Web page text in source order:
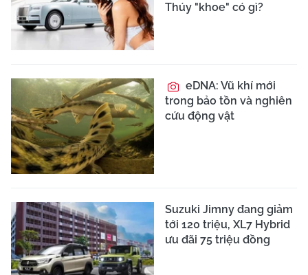
Thúy "khoe" có gì?
eDNA: Vũ khí mới
trong bảo tồn và nghiên
cứu động vật
Suzuki Jimny đang giảm
tới 120 triệu, XL7 Hybrid
ưu đãi 75 triệu đồng